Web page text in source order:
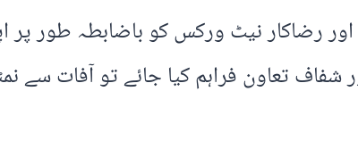
نیٹ ورکس کو باضابطہ طور پر
شفاف تعاون فراہم کیا جائے تو آفات